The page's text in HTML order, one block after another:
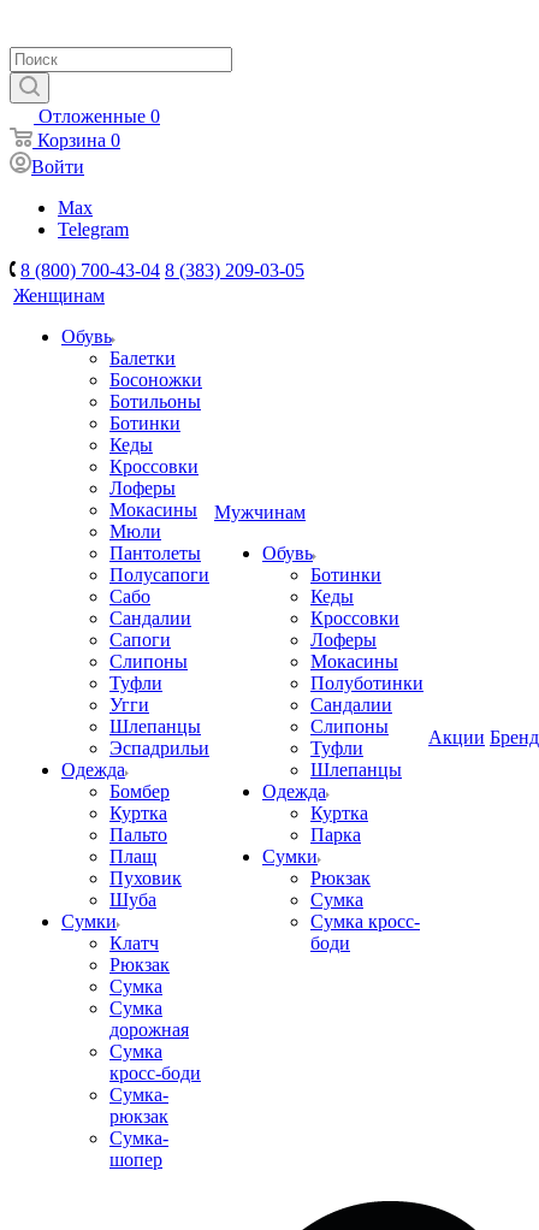
Отложенные 0
Корзина 0
Войти
Max
Telegram
8 (800) 700-43-04 8 (383) 209-03-05
Женщинам
Обувь
Балетки
Босоножки
Ботильоны
Ботинки
Кеды
Кроссовки
Лоферы
Мокасины
Мюли
Пантолеты
Полусапоги
Сабо
Сандалии
Сапоги
Слипоны
Туфли
Угги
Шлепанцы
Эспадрильи
Одежда
Бомбер
Куртка
Пальто
Плащ
Пуховик
Шуба
Сумки
Клатч
Рюкзак
Сумка
Сумка
дорожная
Сумка
кросс-боди
Сумка-
рюкзак
Сумка-
шопер
Мужчинам
Обувь
Ботинки
Кеды
Кроссовки
Лоферы
Мокасины
Полуботинки
Сандалии
Слипоны
Туфли
Шлепанцы
Одежда
Куртка
Парка
Сумки
Рюкзак
Сумка
Сумка кросс-
боди
Акции